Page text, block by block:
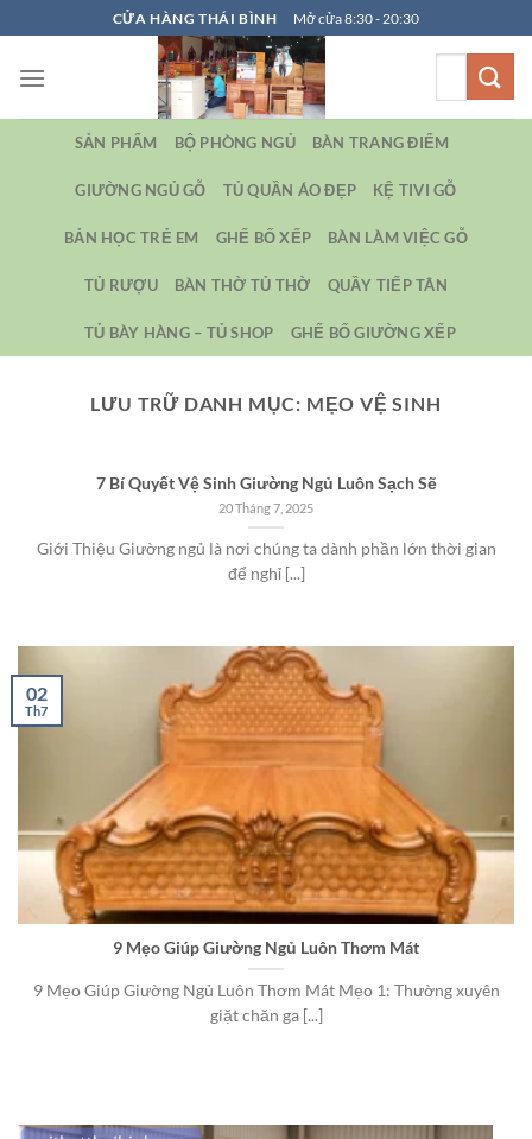
qua
nội
CỬA HÀNG THÁI BÌNH Mở cửa 8:30 - 20:30
SẢN PHẨM BỘ PHÒNG NGỦ BÀN TRANG ĐIỂM
GIƯỜNG NGỦ GỖ TỦ QUẦN ÁO ĐẸP KỆ TIVI GỖ
BẢN HỌC TRẺ EM GHẾ BỐ XẾP BÀN LÀM VIỆC GỖ
TỦ RƯỢU BÀN THỜ TỦ THỜ QUẦY TIẾP TÂN
TỦ BÀY HÀNG – TỦ SHOP GHẾ BỐ GIƯỜNG XẾP
LƯU TRỮ DANH MỤC: MẸO VỆ SINH
7 Bí Quyết Vệ Sinh Giường Ngủ Luôn Sạch Sẽ
20 Tháng 7, 2025
Giới Thiệu Giường ngủ là nơi chúng ta dành phần lớn thời gian
để nghỉ [...]
9 Mẹo Giúp Giường Ngủ Luôn Thơm Mát
9 Mẹo Giúp Giường Ngủ Luôn Thơm Mát Mẹo 1: Thường xuyên
giặt chăn ga [...]
02
Th7